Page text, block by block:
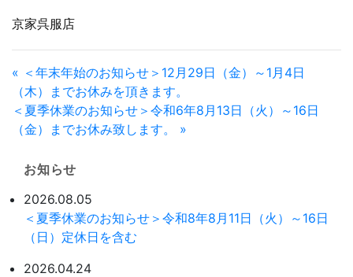
京家呉服店
« ＜年末年始のお知らせ＞12月29日（金）～1月4日
（木）までお休みを頂きます。
＜夏季休業のお知らせ＞令和6年8月13日（火）～16日
（金）までお休み致します。 »
お知らせ
2026.08.05
＜夏季休業のお知らせ＞令和8年8月11日（火）～16日
（日）定休日を含む
2026.04.24